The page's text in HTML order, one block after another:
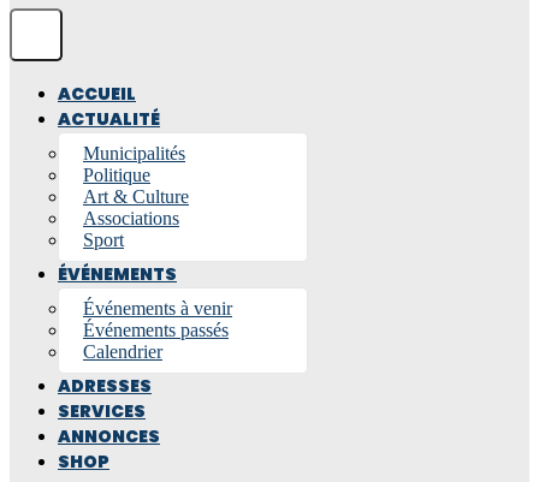
ACCUEIL
ACTUALITÉ
Municipalités
Politique
Art & Culture
Associations
Sport
ÉVÉNEMENTS
Événements à venir
Événements passés
Calendrier
ADRESSES
SERVICES
ANNONCES
SHOP